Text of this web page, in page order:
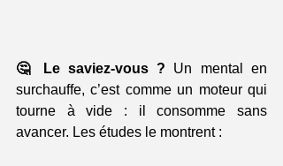
🤔 Le saviez-vous ? Un mental en
surchauffe, c’est comme un moteur qui
tourne à vide : il consomme sans
avancer. Les études le montrent :